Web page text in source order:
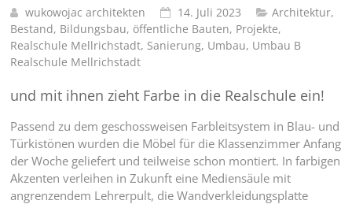
wukowojac architekten 14. Juli 2023 Architektur,
Bestand, Bildungsbau, öffentliche Bauten, Projekte,
Realschule Mellrichstadt, Sanierung, Umbau, Umbau B
Realschule Mellrichstadt
und mit ihnen zieht Farbe in die Realschule ein!
Passend zu dem geschossweisen Farbleitsystem in Blau- und
Türkistönen wurden die Möbel für die Klassenzimmer Anfang
der Woche geliefert und teilweise schon montiert. In farbigen
Akzenten verleihen in Zukunft eine Mediensäule mit
angrenzendem Lehrerpult, die Wandverkleidungsplatte